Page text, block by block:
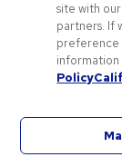
Erbjudanden
Profilprodukter
Kampanjkoder och
Konstverk tips
site with
partners. If
preference
information
Policy